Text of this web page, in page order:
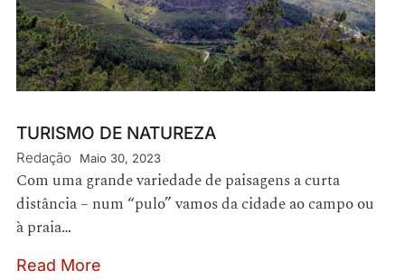
TURISMO DE NATUREZA
Redação Maio 30, 2023
Com uma grande variedade de paisagens a curta
distância – num “pulo” vamos da cidade ao campo ou
à praia…
Read More